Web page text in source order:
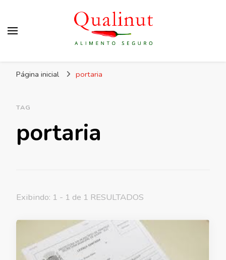
dos alimentos e rotulagem.
Página inicial portaria
TAG
portaria
Exibindo: 1 - 1 de 1 RESULTADOS